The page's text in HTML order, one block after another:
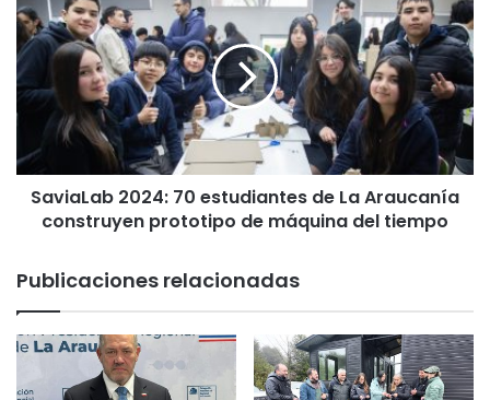
u
m
i
n
a
n
a
d
e
a
a
i
a
2
7
0
e
s
SaviaLab 2024: 70 estudiantes de La Araucanía
construyen prototipo de máquina del tiempo
Publicaciones relacionadas